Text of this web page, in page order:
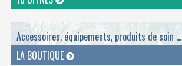
Accessoires, équipements, produits de soin ...
LA BOUTIQUE